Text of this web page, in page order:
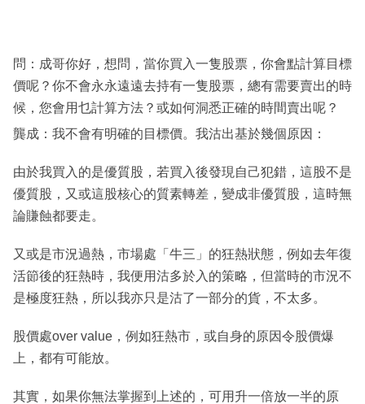
生
活
時
專
欄
閱
專
區
問：成哥你好，想問，當你買入一隻股票，你會點計算目標
價呢？你不會永永遠遠去持有一隻股票，總有需要賣出的時
候，您會用乜計算方法？或如何洞悉正確的時間賣出呢？
龔成：我不會有明確的目標價。我沽出基於幾個原因：
由於我買入的是優質股，若買入後發現自己犯錯，這股不是
優質股，又或這股核心的質素轉差，變成非優質股，這時無
論賺蝕都要走。
又或是市況過熱，市場處「牛三」的狂熱狀態，例如去年復
活節後的狂熱時，我便用沽多於入的策略，但當時的市況不
是極度狂熱，所以我亦只是沽了一部分的貨，不太多。
股價處over value，例如狂熱市，或自身的原因令股價爆
上，都有可能放。
其實，如果你無法掌握到上述的，可用升一倍放一半的原